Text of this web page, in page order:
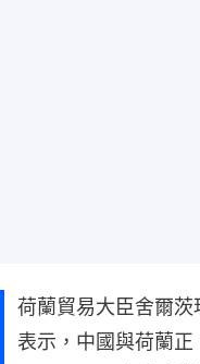
荷蘭貿易大臣舍爾
表示，中國與荷蘭